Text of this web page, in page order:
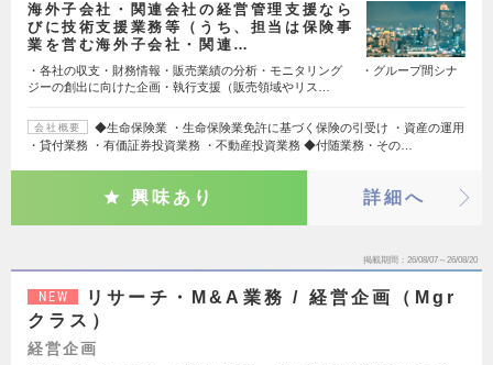
海外子会社・関連会社の経営管理支援なら
びに技術支援業務等（うち、担当は保険事
業を営む海外子会社・関連…
・各社の収支・財務情報・販売業績の分析・モニタリング ・グループ間シナ
ジーの創出に向けた企画・執行支援（販売領域やリス…
会社概要
◆生命保険業 ・生命保険業免許に基づく保険の引受け ・資産の運用
・貸付業務 ・有価証券投資業務 ・不動産投資業務 ◆付随業務・その…
興味あり 詳細へ
掲載期間 26/08/07～26/08/20
NEW
リサーチ・M&A業務 / 経営企画（Mgr
クラス）
経営企画